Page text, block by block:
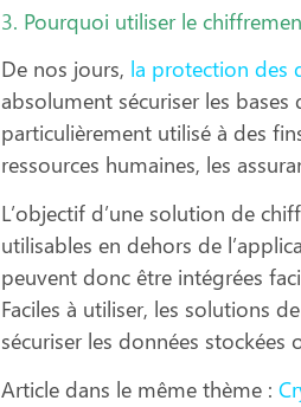
3. Pourquoi utiliser le
De nos jours, la protection des
absolument sécuriser les
particulièrement utilisé à des
ressources humaines, les
L’objectif d’une solution de
utilisables en dehors de
peuvent donc être intégrées
Faciles à utiliser, les solutions
sécuriser les données stockées
Article dans le même thème :